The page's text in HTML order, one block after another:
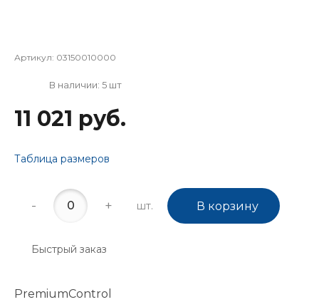
Артикул: 03150010000
В наличии: 5 шт
11 021 руб.
Таблица размеров
- + шт. В корзину
Быстрый заказ
PremiumControl